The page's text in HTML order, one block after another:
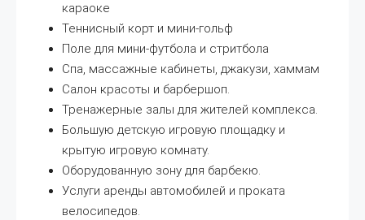
караоке
Теннисный корт и мини-гольф
Поле для мини-футбола и стритбола
Спа, массажные кабинеты, джакузи, хаммам
Салон красоты и барбершоп.
Тренажерные залы для жителей комплекса.
Большую детскую игровую площадку и
крытую игровую комнату.
Оборудованную зону для барбекю.
Услуги аренды автомобилей и проката
велосипедов.